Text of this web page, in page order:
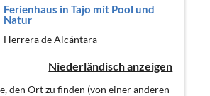
Ferienhaus in Tajo mit Pool und
Natur
Herrera de Alcántara
Niederländisch anzeigen
den Ort zu finden (von einer anderen